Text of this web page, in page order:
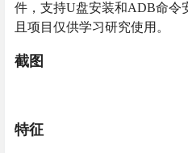
件，支持U盘安装和ADB命令
且项目仅供学习研究使用。
截图
特征